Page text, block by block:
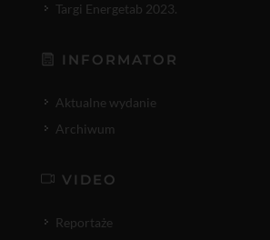
Targi Energetab 2023.
INFORMATOR
Aktualne wydanie
Archiwum
VIDEO
Reportaże